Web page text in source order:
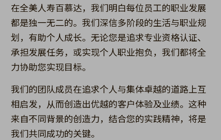
在全美人寿百慕达，我们明白每位员工的职业发展
都是独一无二的。我们深信多阶段的生活与职业规
划，有助个人成长。无论您是追求专业资格认证、
承担发展任务，或实现个人职业抱负，我们都将全
力协助您实现目标。
我们的团队成员在追求个人与集体卓越的道路上互
相启发，从而创造出优越的客户体验及业绩。这种
来自不同背景的创造力，结合您的实践精神，将是
我们共同成功的关键。